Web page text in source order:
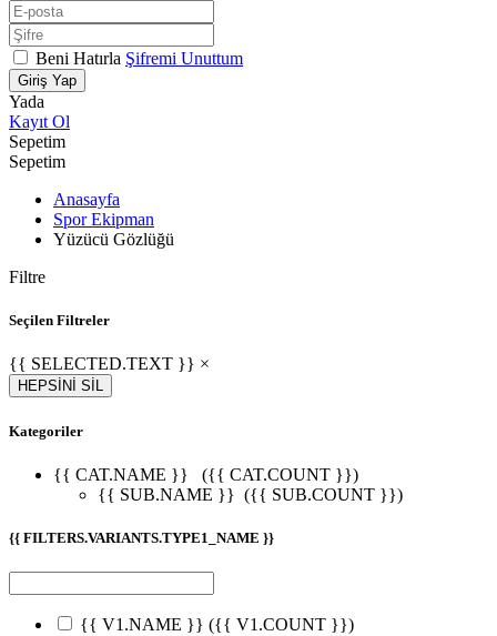
Beni Hatırla Şifremi Unuttum
Giriş Yap
Yada
Kayıt Ol
Sepetim
Sepetim
Anasayfa
Spor Ekipman
Yüzücü Gözlüğü
Filtre
Seçilen Filtreler
{{ SELECTED.TEXT }} ×
HEPSİNİ SİL
Kategoriler
{{ CAT.NAME }}
({{ CAT.COUNT }})
{{ SUB.NAME }} ({{ SUB.COUNT }})
{{ FILTERS.VARIANTS.TYPE1_NAME }}
{{ V1.NAME }} ({{ V1.COUNT }})